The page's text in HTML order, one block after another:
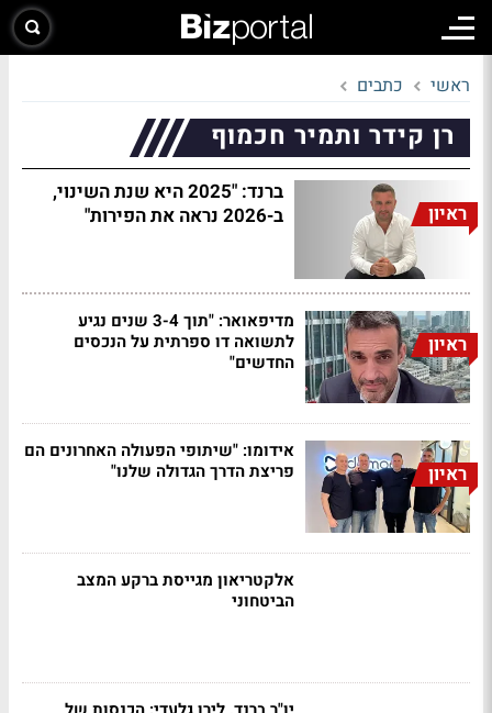
ראשי כתבים
רן קידר ותמיר חכמוף
ראיון
ברנד: "2025 היא שנת השינוי,
ב-2026 נראה את הפירות"
ראיון
מדיפאואר: "תוך 3-4 שנים נגיע
לתשואה דו ספרתית על הנכסים
החדשים"
ראיון
אידומו: "שיתופי הפעולה האחרונים הם
פריצת הדרך הגדולה שלנו"
אלקטריאון מגייסת ברקע המצב
הביטחוני